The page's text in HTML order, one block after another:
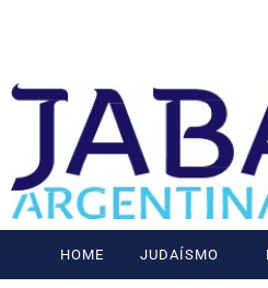
HOME JUDAÍSMO